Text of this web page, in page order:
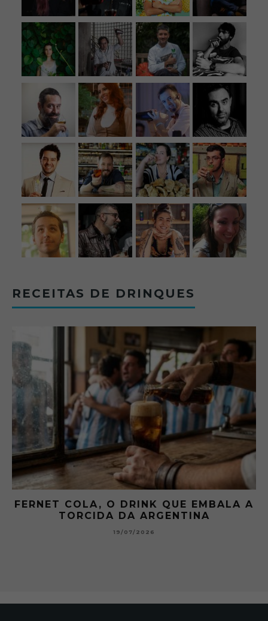
RECEITAS DE DRINQUES
FERNET COLA, O DRINK QUE EMBALA A
TORCIDA DA ARGENTINA
19/07/2026